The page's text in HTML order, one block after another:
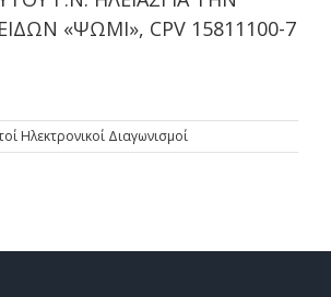
«ΨΩΜΙ», CPV 15811100-7
Ηλεκτρονικοί Διαγωνισμοί